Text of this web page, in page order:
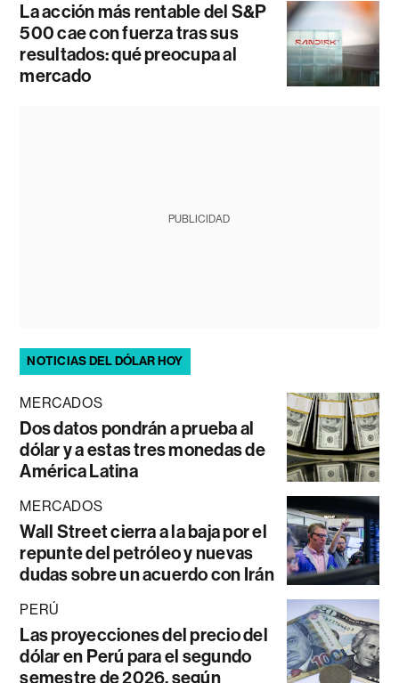
La acción más rentable del S&P
500 cae con fuerza tras sus
resultados: qué preocupa al
mercado
PUBLICIDAD
NOTICIAS DEL DÓLAR HOY
MERCADOS
Dos datos pondrán a prueba al
dólar y a estas tres monedas de
América Latina
MERCADOS
Wall Street cierra a la baja por el
repunte del petróleo y nuevas
dudas sobre un acuerdo con Irán
PERÚ
Las proyecciones del precio del
dólar en Perú para el segundo
semestre de 2026, según